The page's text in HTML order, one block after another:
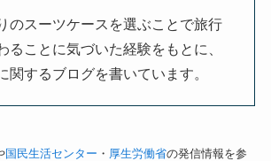
のスーツケースを選ぶことで旅行
ることに気づいた経験をもとに、
関するブログを書いています。
国民生活センター ・ 厚生労働省の発信情報を参